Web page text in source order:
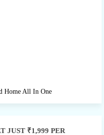
Home All In One
JUST ₹1,999 PER